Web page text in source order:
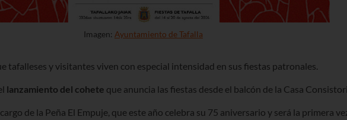
Imagen: Ayuntamiento de Tafalla
tafalleses y visitantes viven con especial intensidad en sus fiestas patronales.
lanzamiento del cohete que anuncia las fiestas desde el balcón de la Casa
de la Peña El Empuje, que este año celebra su 75 aniversario y será la primera